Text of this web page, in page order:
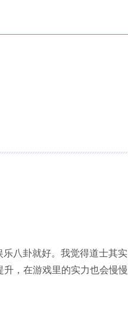
八卦就好。我觉得道士其实
，在游戏里的实力也会慢慢